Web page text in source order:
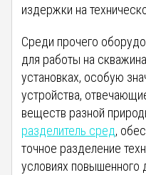
издержки на
Среди прочего
для работы на
установках, особую
устройства,
веществ разной
разделитель сред,
точное разделение
условиях повышенного